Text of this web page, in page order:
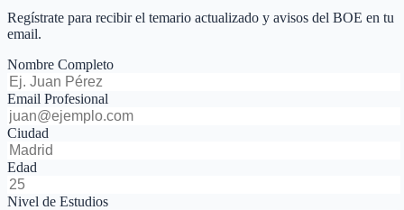
Regístrate para recibir el temario actualizado y avisos del BOE en tu
email.
Nombre Completo
Email Profesional
Ciudad
Edad
Nivel de Estudios